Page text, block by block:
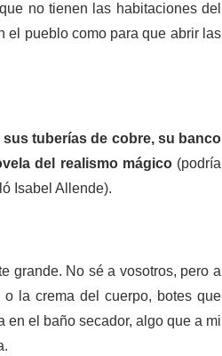
no tienen las habitaciones del
el pueblo como para que abrir las
sus tuberías de cobre, su banco
del realismo mágico(podría
Isabel Allende).
grande. No sé a vosotros, pero a
la crema del cuerpo, botes que
en el baño secador, algo que a mi